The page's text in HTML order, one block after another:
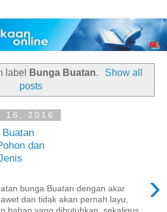
label Bunga Buatan.
Show all
posts
16, 2016
dan
›
bunga Buatan dengan akar
dan tidak akan pernah layu,
bahan yang dibutuhkan, sekaligus